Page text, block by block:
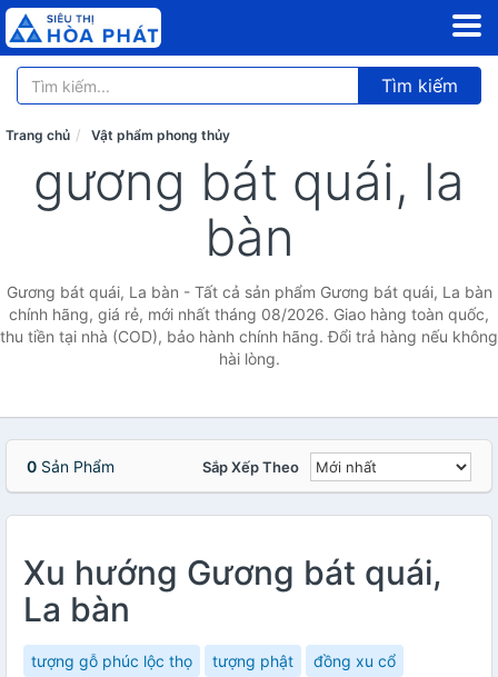
Tìm kiếm
Trang chủ Vật phẩm phong thủy
gương bát quái, la
bàn
Gương bát quái, La bàn - Tất cả sản phẩm Gương bát quái, La bàn
chính hãng, giá rẻ, mới nhất tháng 08/2026. Giao hàng toàn quốc,
thu tiền tại nhà (COD), bảo hành chính hãng. Đổi trả hàng nếu không
hài lòng.
0 Sản Phẩm Sắp Xếp Theo
Xu hướng Gương bát quái,
La bàn
tượng gỗ phúc lộc thọ tượng phật đồng xu cổ